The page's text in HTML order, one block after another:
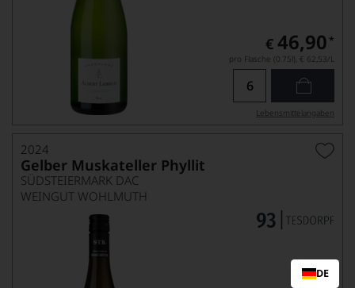
€ 46,90 *
pro Flasche (0.75l), € 62,53/L
Lebensmittel­angaben
2024
Gelber Muskateller Phyllit
SÜDSTEIERMARK DAC
WEINGUT WOHLMUTH
DE